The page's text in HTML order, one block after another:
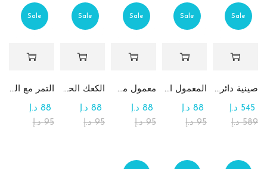
Sale
صينية دائرية كبيرة جداً من الشوكولاتة والرهش
589 د.إ
545 د.إ
Sale
المعمول التقليدي بالتمر
95 د.إ
88 د.إ
Sale
معمول من القمح الكامل بدون سكر
95 د.إ
88 د.إ
Sale
الكعك الحساوي بالتمر
95 د.إ
88 د.إ
Sale
التمر مع الطحينة (التمريه)
95 د.إ
88 د.إ